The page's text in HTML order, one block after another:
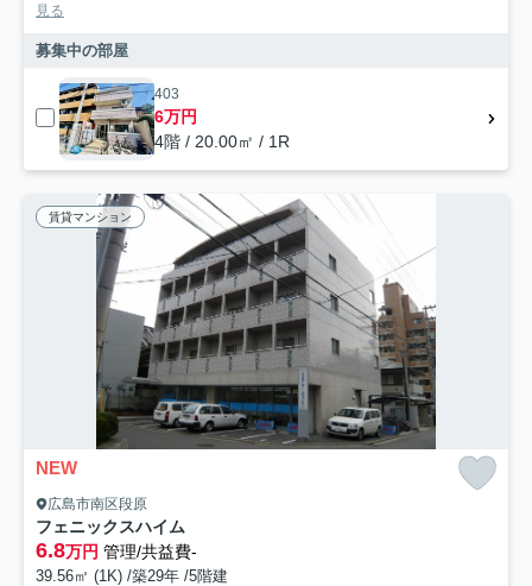
見る
募集中の部屋
403
6万円
4階 / 20.00㎡ / 1R
賃貸マンション
NEW
広島市南区段原
フェニックスハイム
6.8万円 管理/共益費-
39.56㎡ (1K) /築29年 /5階建